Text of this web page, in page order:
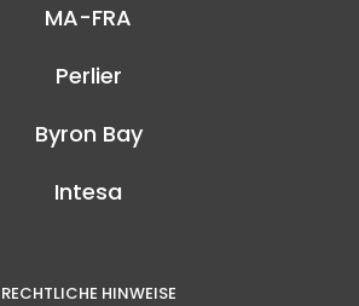
MA-FRA
Perlier
Byron Bay
Intesa
RECHTLICHE HINWEISE